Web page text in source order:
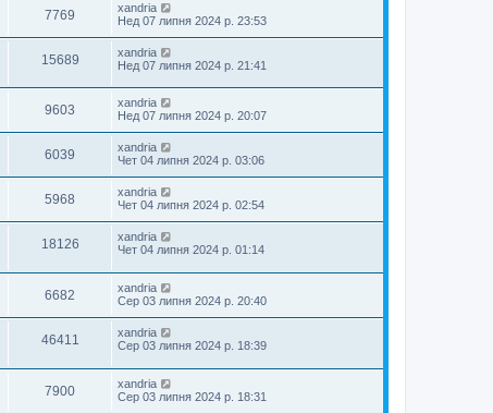
7769
xandria
Нед 07 липня 2024 р. 23:53
15689
xandria
Нед 07 липня 2024 р. 21:41
9603
xandria
Нед 07 липня 2024 р. 20:07
6039
xandria
Чет 04 липня 2024 р. 03:06
5968
xandria
Чет 04 липня 2024 р. 02:54
18126
xandria
Чет 04 липня 2024 р. 01:14
6682
xandria
Сер 03 липня 2024 р. 20:40
46411
xandria
Сер 03 липня 2024 р. 18:39
7900
xandria
Сер 03 липня 2024 р. 18:31